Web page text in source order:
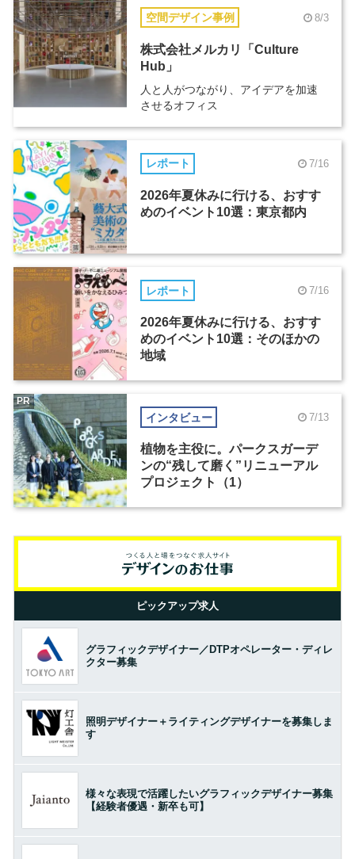
空間デザイン事例 8/3
株式会社メルカリ「Culture
Hub」
人と人がつながり、アイデアを加速
させるオフィス
レポート 7/16
2026年夏休みに行ける、おすす
めのイベント10選：東京都内
レポート 7/16
2026年夏休みに行ける、おすす
めのイベント10選：そのほかの
地域
インタビュー 7/13
植物を主役に。パークスガーデ
ンの“残して磨く”リニューアル
プロジェクト（1）
PR
ピックアップ求人
グラフィックデザイナー／DTPオペレーター・ディレ
クター募集
照明デザイナー＋ライティングデザイナーを募集しま
す
様々な表現で活躍したいグラフィックデザイナー募集
【経験者優遇・新卒も可】